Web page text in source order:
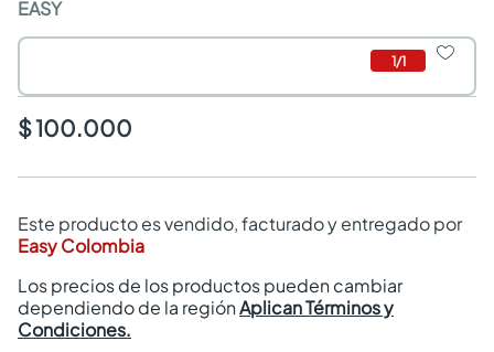
EASY
1/1
$ 100.000
Este producto es vendido, facturado y entregado por
Easy Colombia
Los precios de los productos pueden cambiar
dependiendo de la regiónAplican Términos y
Condiciones.
comedores
armarios closet